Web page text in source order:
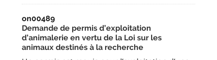
on00489
Demande de permis d’exploitation
d’animalerie en vertu de la Loi sur les
animaux destinés à la recherche